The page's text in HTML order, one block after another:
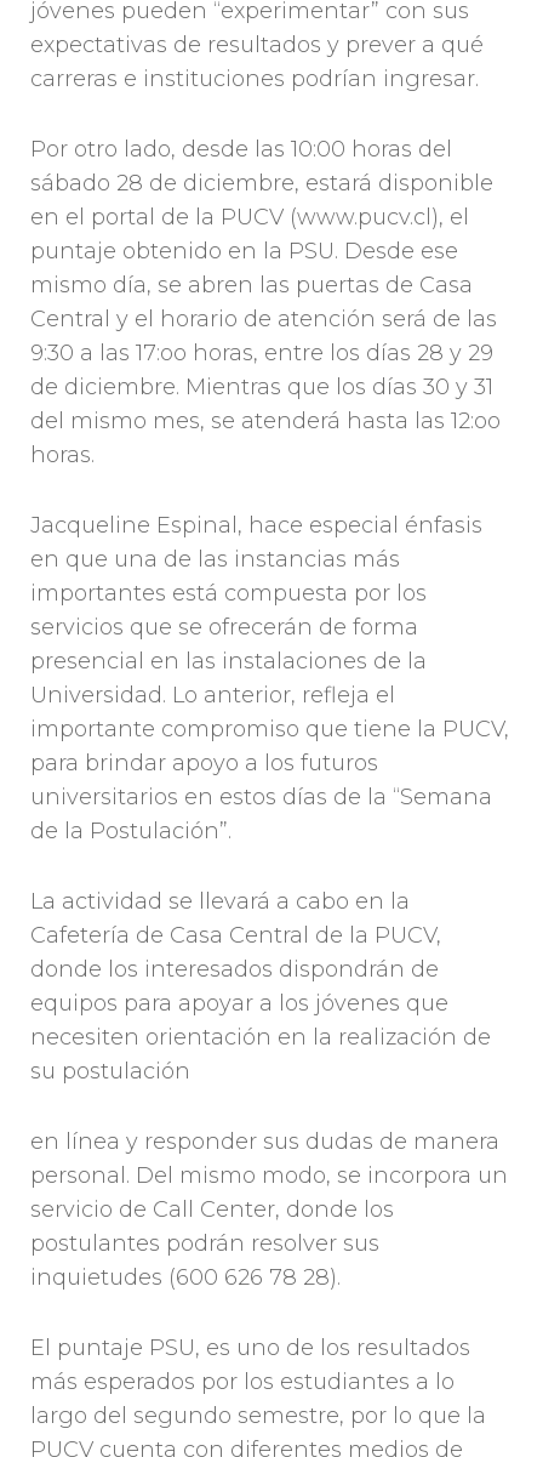
jóvenes pueden “experimentar” con sus
expectativas de resultados y prever a qué
carreras e instituciones podrían ingresar.
Por otro lado, desde las 10:00 horas del
sábado 28 de diciembre, estará disponible
en el portal de la PUCV (www.pucv.cl), el
puntaje obtenido en la PSU. Desde ese
mismo día, se abren las puertas de Casa
Central y el horario de atención será de las
9:30 a las 17:oo horas, entre los días 28 y 29
de diciembre. Mientras que los días 30 y 31
del mismo mes, se atenderá hasta las 12:oo
horas.
Jacqueline Espinal, hace especial énfasis
en que una de las instancias más
importantes está compuesta por los
servicios que se ofrecerán de forma
presencial en las instalaciones de la
Universidad. Lo anterior, refleja el
importante compromiso que tiene la PUCV,
para brindar apoyo a los futuros
universitarios en estos días de la “Semana
de la Postulación”.
La actividad se llevará a cabo en la
Cafetería de Casa Central de la PUCV,
donde los interesados dispondrán de
equipos para apoyar a los jóvenes que
necesiten orientación en la realización de
su postulación
en línea y responder sus dudas de manera
personal. Del mismo modo, se incorpora un
servicio de Call Center, donde los
postulantes podrán resolver sus
inquietudes (600 626 78 28).
El puntaje PSU, es uno de los resultados
más esperados por los estudiantes a lo
largo del segundo semestre, por lo que la
PUCV cuenta con diferentes medios de